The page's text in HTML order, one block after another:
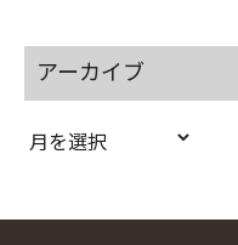
アーカイブ
ア